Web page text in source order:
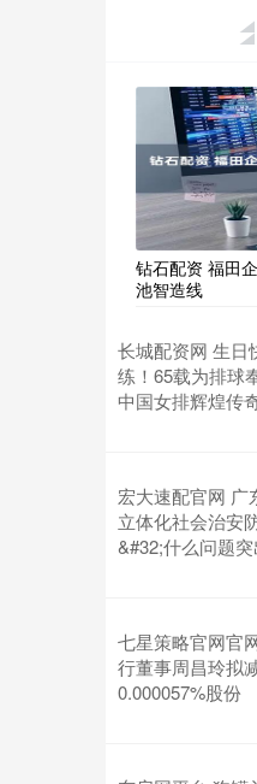
钻石配资 福田
池智造线
长城配资网 生日
练！65载为排球
中国女排辉煌传
宏大速配官网 广
立体化社会治安
&#32;什么问题
七星策略官网官
行董事周昌玲拟
0.000057%股份